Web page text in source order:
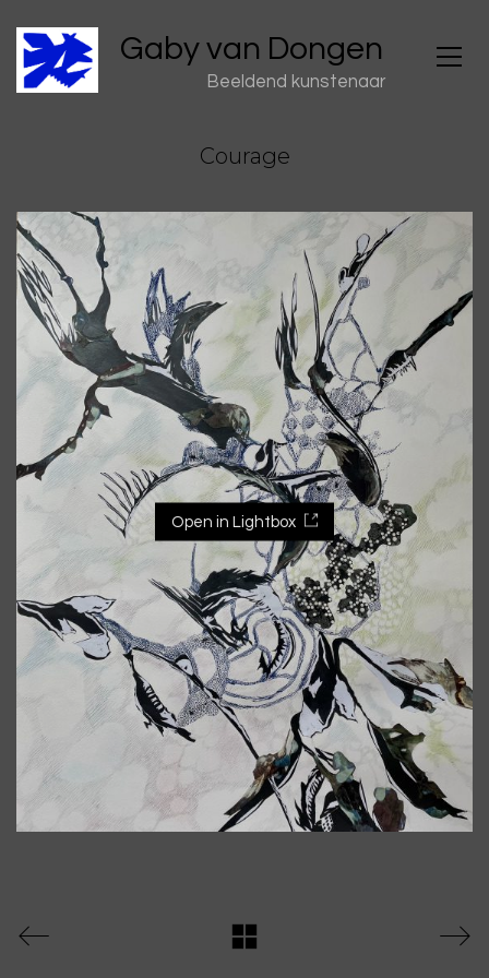
Gaby van Dongen
Beeldend kunstenaar
Courage
Open in Lightbox